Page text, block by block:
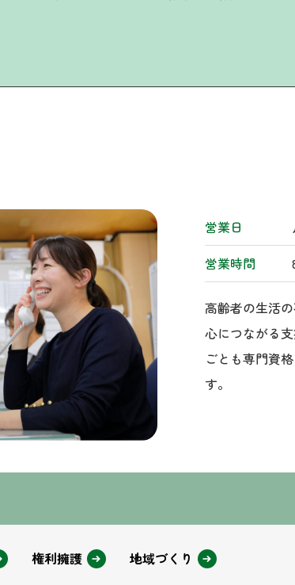
営業日
営業時間
高齢者の生活
心につながる
ごとも専門資
す。
権利擁護 地域づくり